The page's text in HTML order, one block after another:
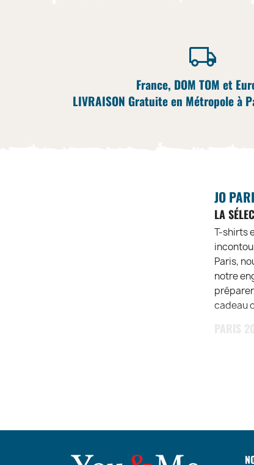
France, DOM TOM et
LIVRAISON Gratuite en Métropole à
JO
LA
T-shirts
Paris,
notre
cadeau
et